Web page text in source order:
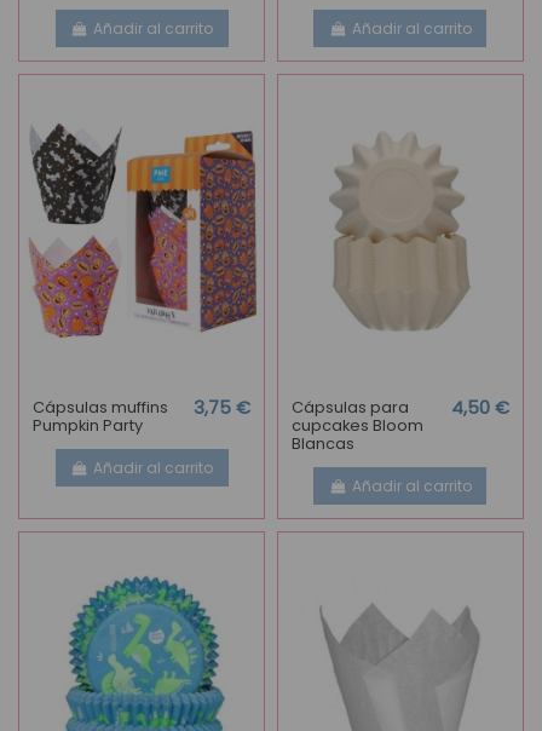
Añadir al carrito Añadir al carrito
Cápsulas muffins
Pumpkin Party
3,75 €
Añadir al carrito
Cápsulas para
cupcakes Bloom
Blancas
4,50 €
Añadir al carrito